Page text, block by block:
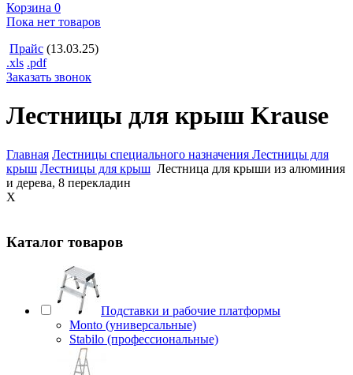
Корзина 0
Пока нет товаров
Прайс (13.03.25)
.xls .pdf
Заказать звонок
Лестницы для крыш Krause
Главная Лестницы специального назначения Лестницы для
крыш Лестницы для крыш Лестница для крыши из алюминия
и дерева, 8 перекладин
X
Каталог товаров
Подставки и рабочие платформы
Monto (универсальные)
Stabilo (профессиональные)